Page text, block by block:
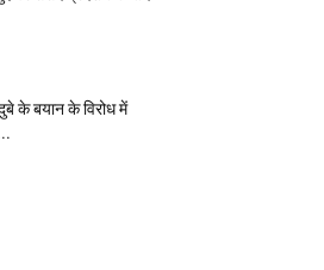
के बयान के विरोध में